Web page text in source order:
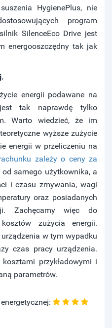
HygienePlus, nie
program
SilenceEco Drive jest
energooszczędny tak jak
energii podawane na
jest tak naprawdę tylko
Warto wiedzieć, że im
wyższe zużycie
energii w przeliczeniu na
zależy o ceny za
samego użytkownika, a
i czasu zmywania, wagi
oraz posiadanych
Zachęcamy więc do
zużycia energii.
w tym wypadku
czas pracy urządzenia.
przykładowymi i
parametrów.